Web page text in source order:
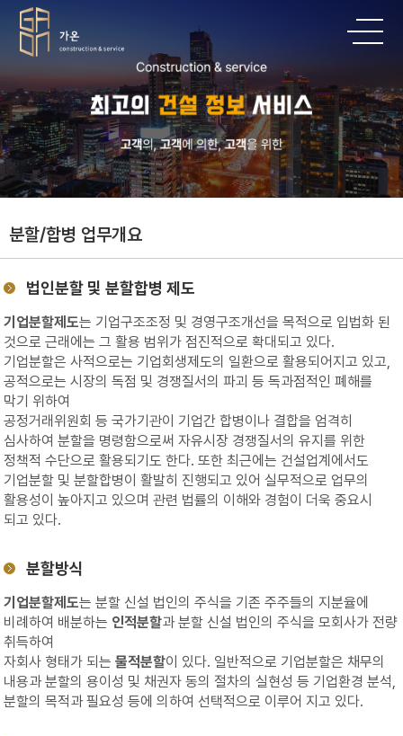
분할/합병 업무개요
법인분할 및 분할합병 제도
기업분할제도는 기업구조조정 및 경영구조개선을 목적으로 입법화 된
것으로 근래에는 그 활용 범위가 점진적으로 확대되고 있다.
기업분할은 사적으로는 기업회생제도의 일환으로 활용되어지고 있고,
공적으로는 시장의 독점 및 경쟁질서의 파괴 등 독과점적인 폐해를
막기 위하여
공정거래위원회 등 국가기관이 기업간 합병이나 결합을 엄격히
심사하여 분할을 명령함으로써 자유시장 경쟁질서의 유지를 위한
정책적 수단으로 활용되기도 한다. 또한 최근에는 건설업계에서도
기업분할 및 분할합병이 활발히 진행되고 있어 실무적으로 업무의
활용성이 높아지고 있으며 관련 법률의 이해와 경험이 더욱 중요시
되고 있다.
분할방식
기업분할제도는 분할 신설 법인의 주식을 기존 주주들의 지분율에
비례하여 배분하는 인적분할과 분할 신설 법인의 주식을 모회사가 전량
취득하여
자회사 형태가 되는물적분할이 있다. 일반적으로 기업분할은 채무의
내용과 분할의 용이성 및 채권자 동의 절차의 실현성 등 기업환경 분석,
분할의 목적과 필요성 등에 의하여 선택적으로 이루어 지고 있다.